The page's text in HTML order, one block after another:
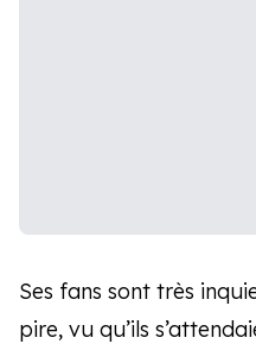
Ses fans sont très
pire, vu qu’ils